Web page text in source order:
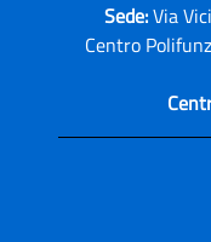
Sede:Via
Centro